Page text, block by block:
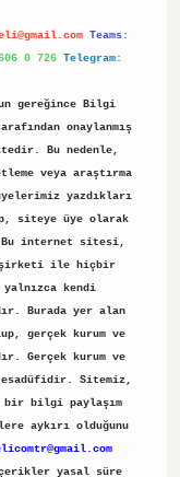
Teams:
0 726 Telegram:
gereğince Bilgi
onaylanmış
Bu nedenle,
veya araştırma
yazdıkları
siteye üye olarak
Bu internet sitesi,
şirketi ile hiçbir
yalnızca kendi
Burada yer alan
gerçek kurum ve
Gerçek kurum ve
Sitemiz,
bir bilgi paylaşım
aykırı olduğunu
yasal süre